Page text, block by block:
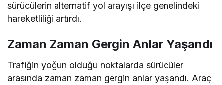
sürücülerin alternatif yol arayışı ilçe genelindeki
hareketliliği artırdı.
Zaman Zaman Gergin Anlar Yaşandı
Trafiğin yoğun olduğu noktalarda sürücüler
arasında zaman zaman gergin anlar yaşandı. Araç